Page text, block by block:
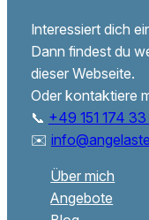
Interessiert dich
Dann findest du
dieser Webseite.
Oder kontaktiere
📞 +49 151 174 33
✉️
Über mich
Angebote